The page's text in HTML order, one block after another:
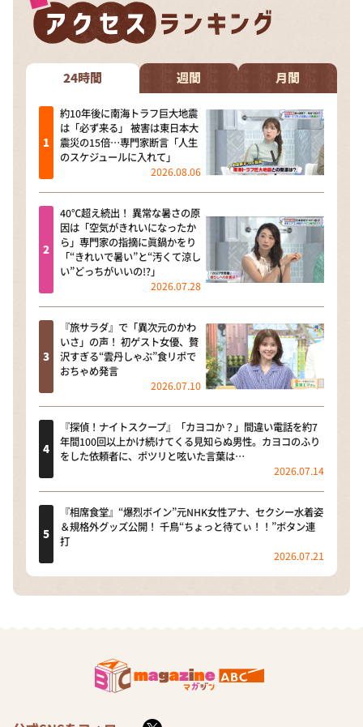
24時間 週間 月間
約10年後に南海トラフ巨大地震
は「必ず来る」 被害は東日本大
震災の15倍…専門家断言「人生
のスケジュールに入れて」
2026.08.06
40℃超え続出！ 異常な暑さの原
因は「空気がきれいになったか
ら」専門家の指摘に眞鍋かをり
「“きれいで暑い”と“汚くて涼し
い”どっちがいいの!?」
2026.07.28
『旅サラダ』で「異次元のかわ
いさ」の声！ 初ゲスト女優、贅
沢すぎる“雲丹しゃぶ”食リポで
おちゃめ発言
2026.07.10
『探偵！ナイトスクープ』「カヨコか？」間違い電話を約7
年間100回以上かけ続けてくる見知らぬ男性。カヨコのふり
をした依頼者に、ポツリと呟いた言葉は…
2026.07.14
『相席食堂』“爆烈ボイン”元NHK女性アナ、セクシー水着姿
＆規格外グッズ公開！ 千鳥“ちょっと待てぃ！！”ボタン連
打
2026.07.21